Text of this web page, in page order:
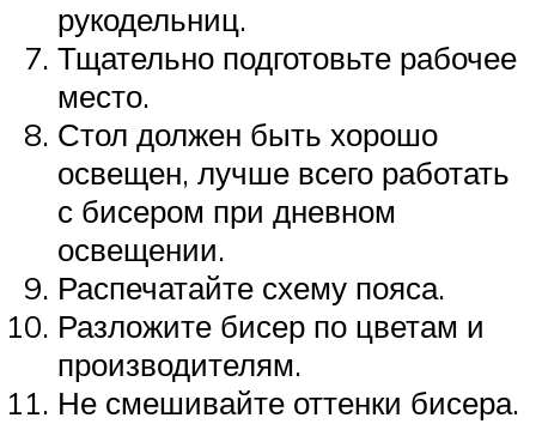
рукодельниц.
Тщательно подготовьте рабочее
место.
Стол должен быть хорошо
освещен, лучше всего работать
с бисером при дневном
освещении.
Распечатайте схему пояса.
Разложите бисер по цветам и
производителям.
Не смешивайте оттенки бисера.